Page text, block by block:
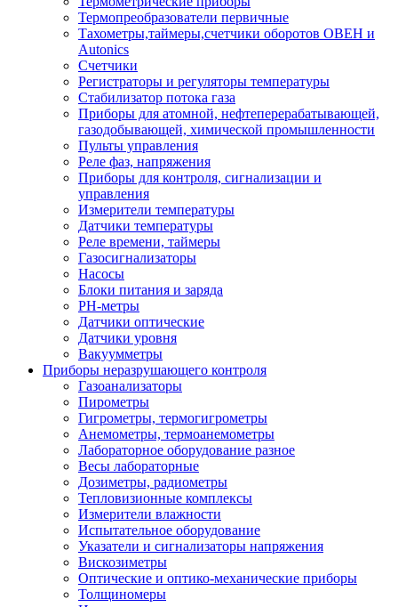
Термопреобразователи первичные
Тахометры,таймеры,счетчики оборотов ОВЕН и
Autonics
Счетчики
Регистраторы и регуляторы температуры
Стабилизатор потока газа
Приборы для атомной, нефтеперерабатывающей,
газодобывающей, химической промышленности
Пульты управления
Реле фаз, напряжения
Приборы для контроля, сигнализации и
управления
Измерители температуры
Датчики температуры
Реле времени, таймеры
Газосигнализаторы
Насосы
Блоки питания и заряда
PH-метры
Датчики оптические
Датчики уровня
Вакуумметры
Приборы неразрушающего контроля
Газоанализаторы
Пирометры
Гигрометры, термогигрометры
Анемометры, термоанемометры
Лабораторное оборудование разное
Весы лабораторные
Дозиметры, радиометры
Тепловизионные комплексы
Измерители влажности
Испытательное оборудование
Указатели и сигнализаторы напряжения
Вискозиметры
Оптические и оптико-механические приборы
Толщиномеры